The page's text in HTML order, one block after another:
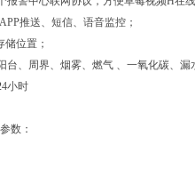
推送、短信、语音监控；
位置；
、周界、烟雾、燃气 、一氧化碳、漏
小时
数：